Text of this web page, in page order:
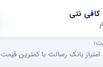
کافی نتی
‹
بانک رسالت با کمترین قیمت